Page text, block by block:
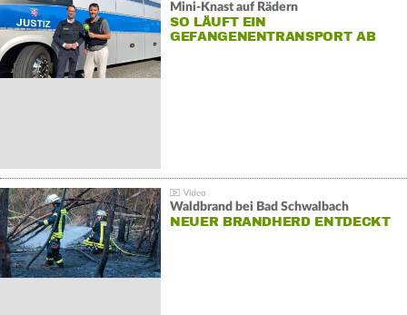
Mini-Knast auf Rädern
SO LÄUFT EIN
GEFANGENENTRANSPORT AB
Waldbrand bei Bad Schwalbach
NEUER BRANDHERD ENTDECKT